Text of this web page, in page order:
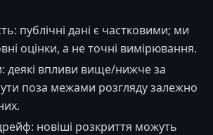
публічні дані є частковими; ми
оцінки, а не точні вимірювання.
деякі впливи вище/нижче за
поза межами розгляду залежно
новіші розкриття можуть